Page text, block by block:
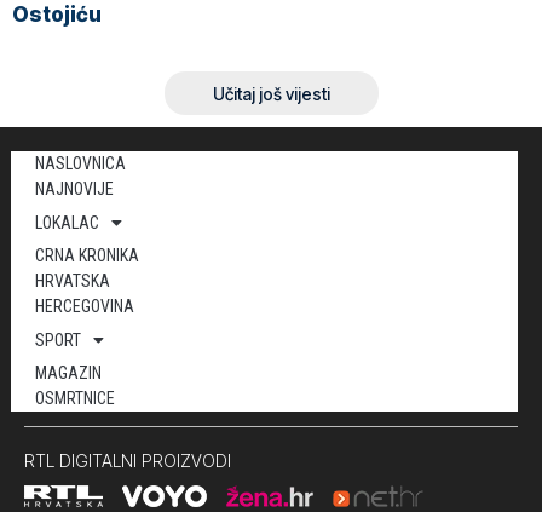
Ostojiću
Učitaj još vijesti
NASLOVNICA
NAJNOVIJE
LOKALAC
CRNA KRONIKA
HRVATSKA
HERCEGOVINA
SPORT
MAGAZIN
OSMRTNICE
RTL DIGITALNI PROIZVODI